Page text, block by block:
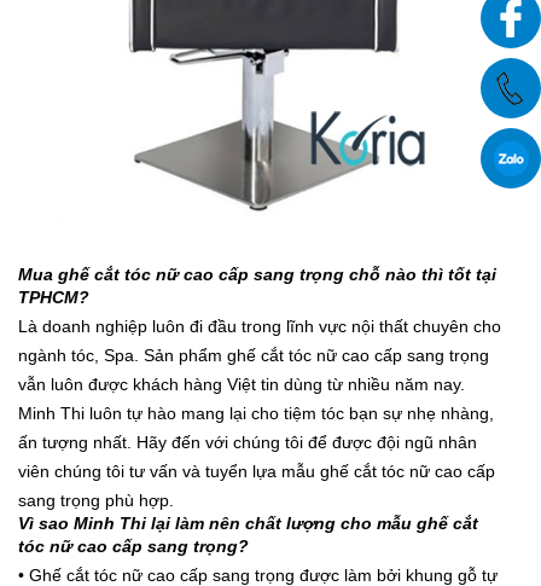
Mua ghếcắt tóc nữcao cấp sang trọng chỗ nào thì tốt tại
TPHCM?
Là doanh nghiệp luôn đi đầu trong lĩnh vực nội thất chuyên cho
ngành tóc, Spa. Sản phẩm ghế cắt tóc nữ cao cấp sang trọng
vẫn luôn được khách hàng Việt tin dùng từ nhiều năm nay.
Minh Thi luôn tự hào mang lại cho tiệm tóc bạn sự nhẹ nhàng,
ấn tượng nhất. Hãy đến với chúng tôi để được đội ngũ nhân
viên chúng tôi tư vấn và tuyển lựa mẫu ghế cắt tóc nữ cao cấp
sang trọng phù hợp.
Vì sao Minh Thi lại làm nên chất lượng cho mẫu ghế cắt
tóc nữ cao cấp sang trọng?
• Ghế cắt tóc nữ cao cấp sang trọng được làm bởi khung gỗ tự